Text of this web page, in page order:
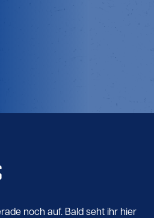
noch auf. Bald seht ihr hier